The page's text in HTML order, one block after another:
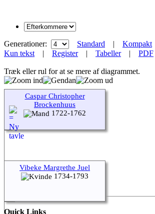
Generationer: Standard | Kompakt
Kun tekst | Register| Tabeller| PDF
Træk eller rul for at se mere af diagrammet.
Caspar Christopher
Brockenhuus
1722-1762
Vibeke Margrethe Juel
1734-1793
Quick Links